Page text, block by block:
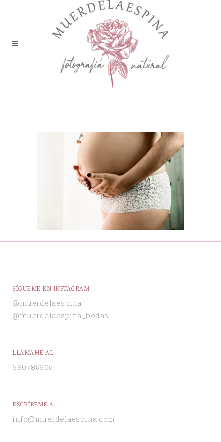
SÍGUEME EN INSTAGRAM
@muerdelaespina
@muerdelaespina_bodas
LLÁMAME AL
680785695
ESCRÍBEME A
info@muerdelaespina.com